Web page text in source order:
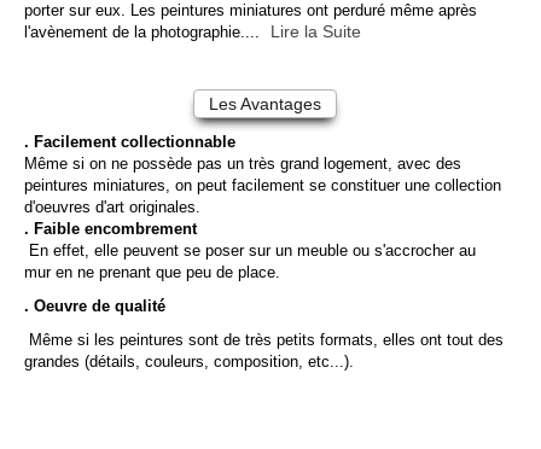
porter sur eux. Les peintures miniatures ont perduré même après
l'avènement de la photographie....
Lire la Suite
Les Avantages
. Facilement collectionnable
Même si on ne possède pas un très grand logement, avec des
peintures miniatures, on peut facilement se constituer une collection
d'oeuvres d'art originales.
. Faible encombrement
En effet, elle peuvent se poser sur un meuble ou s'accrocher au
mur en ne prenant que peu de place.
. Oeuvre de qualité
Même si les peintures sont de très petits formats, elles ont tout des
grandes (détails, couleurs, composition, etc...).